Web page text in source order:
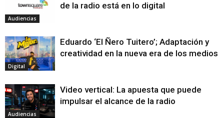
Audiencias
de la radio está en lo digital
Digital
Eduardo ‘El Ñero Tuitero’; Adaptación y
creatividad en la nueva era de los medios
Audiencias
Video vertical: La apuesta que puede
impulsar el alcance de la radio